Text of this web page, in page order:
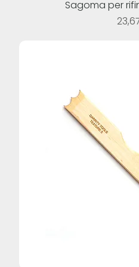
Sagoma per